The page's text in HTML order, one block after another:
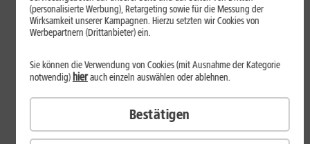
(personalisierte Werbung), Retargeting sowie für die Messung der
Wirksamkeit unserer Kampagnen. Hierzu setzten wir Cookies von
Werbepartnern (Drittanbieter) ein.
Sie können die Verwendung von Cookies (mit Ausnahme der Kategorie
notwendig) hierauch einzeln auswählen oder ablehnen.
Bestätigen